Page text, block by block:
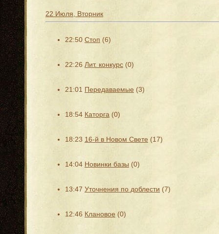
22 Июля, Вторник
22:50 Стоп (6)
22:26 Лит. конкурс (0)
21:01 Передаваемые (3)
18:54 Каторга (0)
18:23 16-й в Новом Свете (17)
14:04 Новинки базы (0)
13:47 Уточнения по доблести (7)
12:46 Клановое (0)